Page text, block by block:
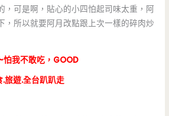
，可是啊，貼心的小四怕起司味太重，阿
，所以就要阿月改點跟上次一樣的碎肉炒
怕我不敢吃，GOOD